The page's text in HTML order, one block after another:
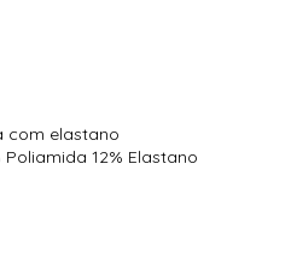
com elastano
Poliamida 12% Elastano